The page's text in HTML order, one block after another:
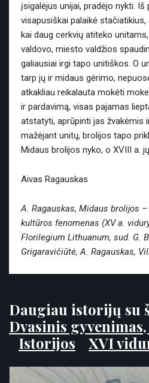
įsigalėjus unijai, pradėjo nykti. Iš
visapusiškai palaikė stačiatikius,
kai daug cerkvių atiteko
valdovo, miesto valdžios
galiausiai irgi tapo unitiškos. O
tarp jų ir midaus gėrimo,
atkakliau reikalauta mokėti
ir pardavimą, visas pajamas
atstatyti, aprūpinti jas žvakėmis
mažėjant unitų, brolijos tapo
Midaus brolijos nyko, o XVIII a.
Aivas Ragauskas
A. Ragauskas, Midaus brolijos
kultūros fenomenas (XV a.
Florilegium Lithuanum, sud. G.
Grigaravičiūtė, A. Ragauskas,
Daugiau istorijų su
Dvasinis
Istorijos
XVI